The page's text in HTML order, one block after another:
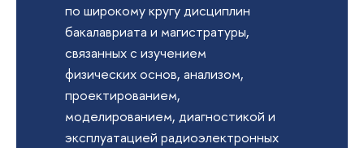
по широкому кругу дисциплин
бакалавриата и магистратуры,
связанных с изучением
физических основ, анализом,
проектированием,
моделированием, диагностикой и
эксплуатацией радиоэлектронных